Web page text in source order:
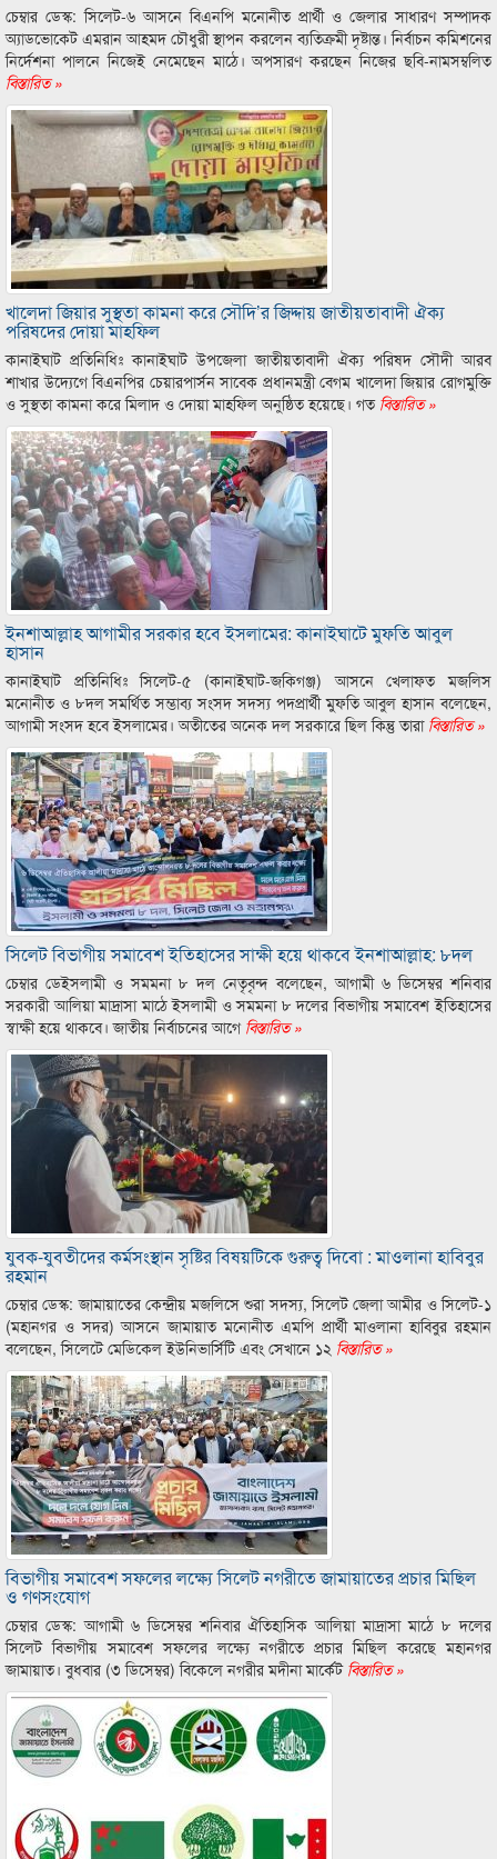
চেম্বার ডেস্ক: সিলেট-৬ আসনে বিএনপি মনোনীত প্রার্থী ও জেলার সাধারণ সম্পাদক
অ্যাডভোকেট এমরান আহমদ চৌধুরী স্থাপন করলেন ব্যতিক্রমী দৃষ্টান্ত। নির্বাচন কমিশনের
নির্দেশনা পালনে নিজেই নেমেছেন মাঠে। অপসারণ করছেন নিজের ছবি-নামসম্বলিত
বিস্তারিত »
খালেদা জিয়ার সুস্থতা কামনা করে সৌদি’র জিদ্দায় জাতীয়তাবাদী ঐক্য
পরিষদের দোয়া মাহফিল
কানাইঘাট প্রতিনিধিঃ কানাইঘাট উপজেলা জাতীয়তাবাদী ঐক্য পরিষদ সৌদী আরব
শাখার উদ্যেগে বিএনপির চেয়ারপার্সন সাবেক প্রধানমন্ত্রী বেগম খালেদা জিয়ার রোগমুক্তি
ও সুস্থতা কামনা করে মিলাদ ও দোয়া মাহফিল অনুষ্ঠিত হয়েছে। গতবিস্তারিত »
ইনশাআল্লাহ আগামীর সরকার হবে ইসলামের: কানাইঘাটে মুফতি আবুল
হাসান
কানাইঘাট প্রতিনিধিঃ সিলেট-৫ (কানাইঘাট-জকিগঞ্জ) আসনে খেলাফত মজলিস
মনোনীত ও ৮দল সমর্থিত সম্ভাব্য সংসদ সদস্য পদপ্রার্থী মুফতি আবুল হাসান বলেছেন,
আগামী সংসদ হবে ইসলামের। অতীতের অনেক দল সরকারে ছিল কিন্তু তারাবিস্তারিত »
সিলেট বিভাগীয় সমাবেশ ইতিহাসের সাক্ষী হয়ে থাকবে ইনশাআল্লাহ: ৮দল
চেম্বার ডেইসলামী ও সমমনা ৮ দল নেতৃবৃন্দ বলেছেন, আগামী ৬ ডিসেম্বর শনিবার
সরকারী আলিয়া মাদ্রাসা মাঠে ইসলামী ও সমমনা ৮ দলের বিভাগীয় সমাবেশ ইতিহাসের
স্বাক্ষী হয়ে থাকবে। জাতীয় নির্বাচনের আগেবিস্তারিত »
যুবক-যুবতীদের কর্মসংস্থান সৃষ্টির বিষয়টিকে গুরুত্ব দিবো : মাওলানা হাবিবুর
রহমান
চেম্বার ডেস্ক: জামায়াতের কেন্দ্রীয় মজলিসে শুরা সদস্য, সিলেট জেলা আমীর ও সিলেট-১
(মহানগর ও সদর) আসনে জামায়াত মনোনীত এমপি প্রার্থী মাওলানা হাবিবুর রহমান
বলেছেন, সিলেটে মেডিকেল ইউনিভার্সিটি এবং সেখানে ১২ বিস্তারিত »
বিভাগীয় সমাবেশ সফলের লক্ষ্যে সিলেট নগরীতে জামায়াতের প্রচার মিছিল
ও গণসংযোগ
চেম্বার ডেস্ক: আগামী ৬ ডিসেম্বর শনিবার ঐতিহাসিক আলিয়া মাদ্রাসা মাঠে ৮ দলের
সিলেট বিভাগীয় সমাবেশ সফলের লক্ষ্যে নগরীতে প্রচার মিছিল করেছে মহানগর
জামায়াত। বুধবার (৩ ডিসেম্বর) বিকেলে নগরীর মদীনা মার্কেটবিস্তারিত »